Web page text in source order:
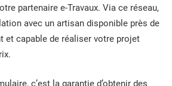
partenaire e-Travaux. Via ce réseau,
avec un artisan disponible près de
et capable de réaliser votre projet
c’est la garantie d’obtenir des